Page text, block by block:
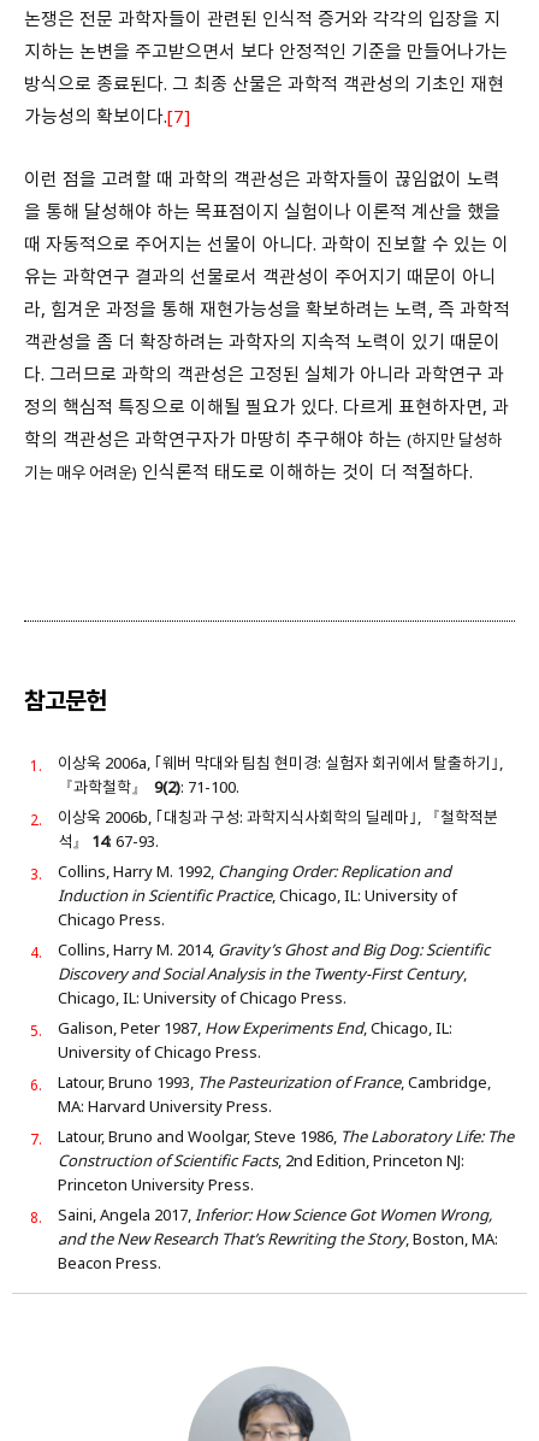
논쟁은 전문 과학자들이 관련된 인식적 증거와 각각의 입장을 지
지하는 논변을 주고받으면서 보다 안정적인 기준을 만들어나가는
방식으로 종료된다. 그 최종 산물은 과학적 객관성의 기초인 재현
가능성의 확보이다.[7]
이런 점을 고려할 때 과학의 객관성은 과학자들이 끊임없이 노력
을 통해 달성해야 하는 목표점이지 실험이나 이론적 계산을 했을
때 자동적으로 주어지는 선물이 아니다. 과학이 진보할 수 있는 이
유는 과학연구 결과의 선물로서 객관성이 주어지기 때문이 아니
라, 힘겨운 과정을 통해 재현가능성을 확보하려는 노력, 즉 과학적
객관성을 좀 더 확장하려는 과학자의 지속적 노력이 있기 때문이
다. 그러므로 과학의 객관성은 고정된 실체가 아니라 과학연구 과
정의 핵심적 특징으로 이해될 필요가 있다. 다르게 표현하자면, 과
학의 객관성은 과학연구자가 마땅히 추구해야 하는 (하지만 달성하
기는 매우 어려운) 인식론적 태도로 이해하는 것이 더 적절하다.
참고문헌
이상욱 2006a, ｢웨버 막대와 팀침 현미경: 실험자 회귀에서 탈출하기｣,
『과학철학』
9(2): 71-100.
이상욱 2006b, ｢대칭과 구성: 과학지식사회학의 딜레마｣, 『철학적분
석』 14: 67-93.
Collins, Harry M. 1992, Changing Order: Replication and
Induction in Scientific Practice, Chicago, IL: University of
Chicago Press.
Collins, Harry M. 2014, Gravity’s Ghost and Big Dog: Scientific
Discovery and Social Analysis in the Twenty-First Century,
Chicago, IL: University of Chicago Press.
Galison, Peter 1987, How Experiments End, Chicago, IL:
University of Chicago Press.
Latour, Bruno 1993, The Pasteurization of France, Cambridge,
MA: Harvard University Press.
Latour, Bruno and Woolgar, Steve 1986, The Laboratory Life: The
Construction of Scientific Facts, 2nd Edition, Princeton NJ:
Princeton University Press.
Saini, Angela 2017,Inferior: How Science Got Women Wrong,
and the New Research That’s Rewriting the Story, Boston, MA:
Beacon Press.